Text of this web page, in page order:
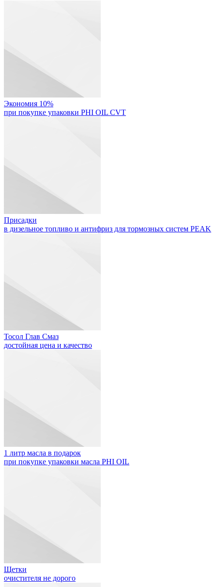
Экономия 10%
при покупке упаковки PHI OIL CVT
Присадки
в дизельное топливо и антифриз для тормозных систем PEAK
Тосол Глав Смаз
достойная цена и качество
1 литр масла в подарок
при покупке упаковки масла PHI OIL
Щетки
очистителя не дорого